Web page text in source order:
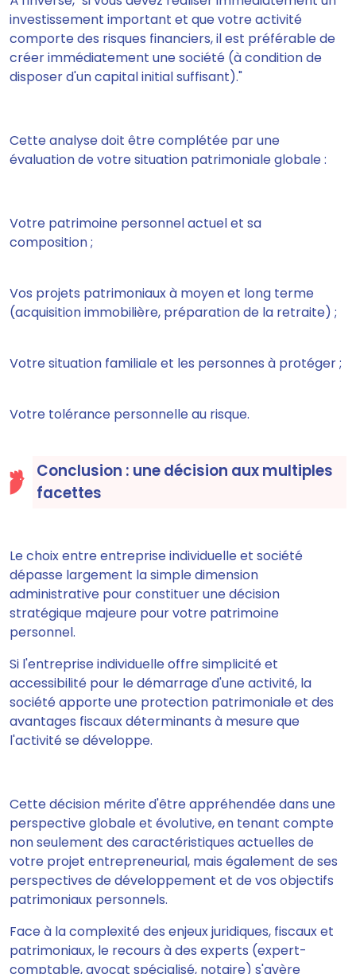
investissement important et que votre activité
comporte des risques financiers, il est préférable de
créer immédiatement une société (à condition de
disposer d'un capital initial suffisant)."
Cette analyse doit être complétée par une
évaluation de votre situation patrimoniale globale :
Votre patrimoine personnel actuel et sa
composition ;
Vos projets patrimoniaux à moyen et long terme
(acquisition immobilière, préparation de la retraite) ;
Votre situation familiale et les personnes à protéger ;
Votre tolérance personnelle au risque.
Conclusion : une décision aux multiples
facettes
Le choix entre entreprise individuelle et société
dépasse largement la simple dimension
administrative pour constituer une décision
stratégique majeure pour votre patrimoine
personnel.
Si l'entreprise individuelle offre simplicité et
accessibilité pour le démarrage d'une activité, la
société apporte une protection patrimoniale et des
avantages fiscaux déterminants à mesure que
l'activité se développe.
Cette décision mérite d'être appréhendée dans une
perspective globale et évolutive, en tenant compte
non seulement des caractéristiques actuelles de
votre projet entrepreneurial, mais également de ses
perspectives de développement et de vos objectifs
patrimoniaux personnels.
Face à la complexité des enjeux juridiques, fiscaux et
patrimoniaux, le recours à des experts (expert-
comptable, avocat spécialisé, notaire) s'avère